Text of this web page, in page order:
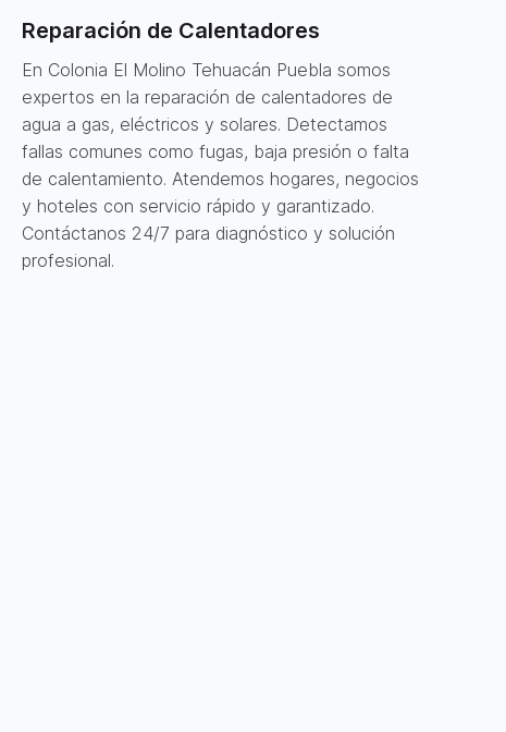
Reparación de Calentadores
En Colonia El Molino Tehuacán Puebla somos
expertos en la reparación de calentadores de
agua a gas, eléctricos y solares. Detectamos
fallas comunes como fugas, baja presión o falta
de calentamiento. Atendemos hogares, negocios
y hoteles con servicio rápido y garantizado.
Contáctanos 24/7 para diagnóstico y solución
profesional.